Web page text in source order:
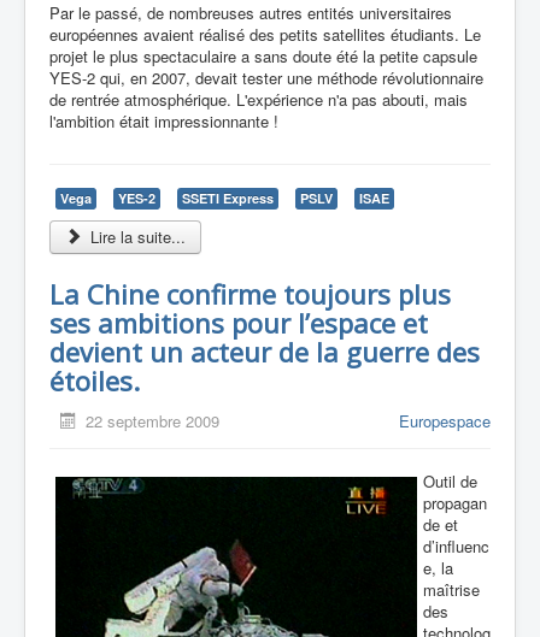
Par le passé, de nombreuses autres entités universitaires
européennes avaient réalisé des petits satellites étudiants. Le
projet le plus spectaculaire a sans doute été la petite capsule
YES-2 qui, en 2007, devait tester une méthode révolutionnaire
de rentrée atmosphérique. L'expérience n'a pas abouti, mais
l'ambition était impressionnante !
Vega YES-2 SSETI Express PSLV ISAE
Lire la suite...
La Chine confirme toujours plus
ses ambitions pour l’espace et
devient un acteur de la guerre des
étoiles.
22 septembre 2009 Europespace
Outil de
propagan
de et
d’influenc
e, la
maîtrise
des